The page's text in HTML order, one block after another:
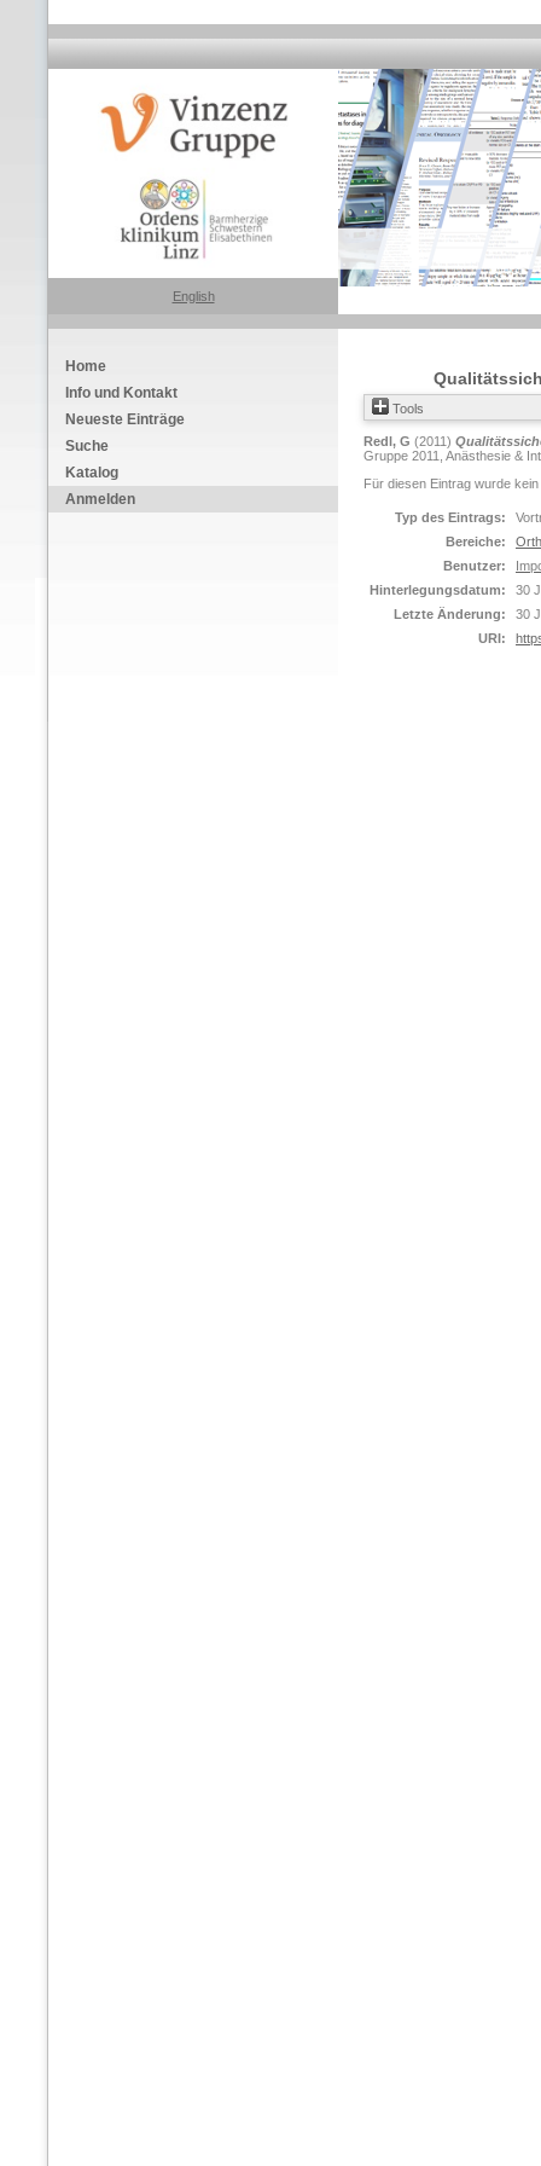
English
Home
Info und Kontakt
Neueste Einträge
Suche
Katalog
Anmelden
Tools
Redl, G (2011)
Gruppe 2011, Anästhesie &
Für diesen Eintrag wurde
Typ des Eintrags:
Bereiche:
Benutzer:
Hinterlegungsdatum:
30
Letzte Änderung:
30
URI: